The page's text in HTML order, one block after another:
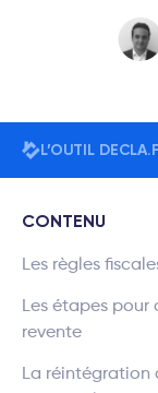
L’OUTIL
24h/7j
CONTENU
Les règles
Les étapes pour
revente
La réintégration